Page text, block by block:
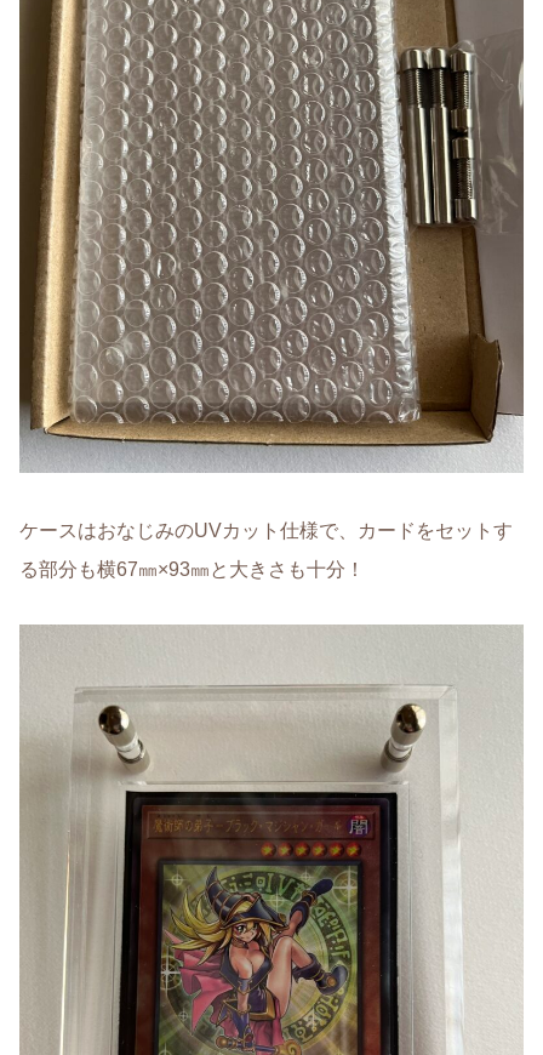
ケースはおなじみのUVカット仕様で、カードをセットす
る部分も横67㎜×93㎜と大きさも十分！